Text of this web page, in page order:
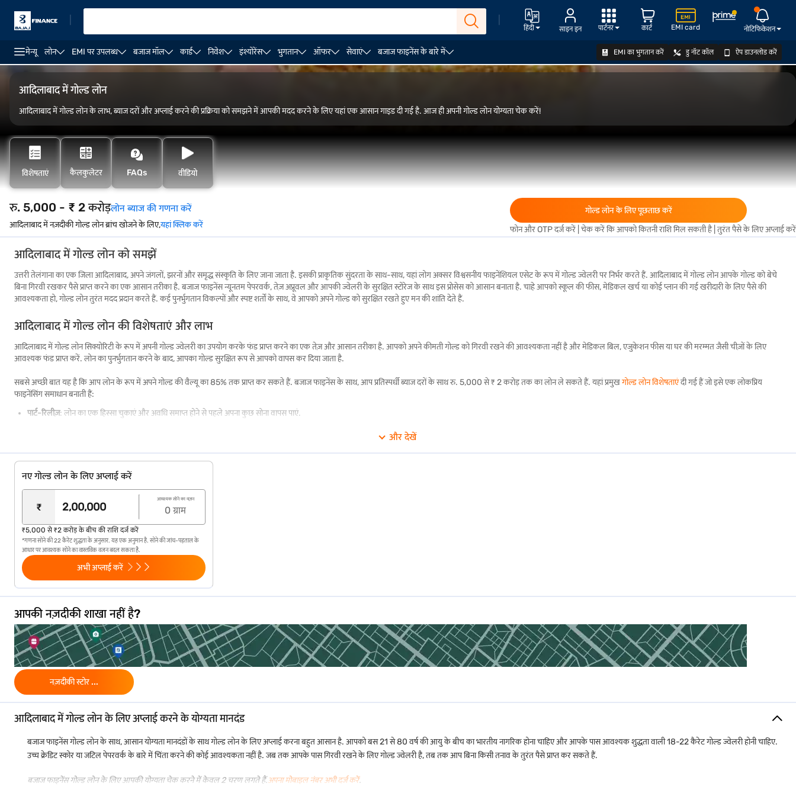
हिंदी साइन इन EMI card नोटिफिकेशन
कार्ट
पार्टनर
मेन्यू लोन EMI पर उपलब्ध बजाज मॉल कार्ड निवेश इंश्योरेंस भुगतान ऑफर सेवाएं बजाज फाइनेंस के बारे में EMI का भुगतान करें डु नॉट कॉल ऐप डाउनलोड करें
कैलकुलेटर योग्यता आवेदन कैसे करें अप्लाई करें
आदिलाबाद में गोल्ड लोन
आदिलाबाद में गोल्ड लोन के लाभ, ब्याज दरों और अप्लाई करने की प्रक्रिया को समझने में आपकी मदद करने के लिए यहां एक आसान गाइड दी गई है. आज ही अपनी गोल्ड लोन योग्यता चेक करें!
विशेषताएं कैलकुलेटर FAQs वीडियो
रु. 5,000 - ₹ 2 करोड़लोन ब्याज की गणना करें
आदिलाबाद में नज़दीकी गोल्ड लोन ब्रांच खोजने के लिए,यहां क्लिक करें
गोल्ड लोन के लिए पूछताछ करें
फोन और OTP दर्ज करें | चेक करें कि आपको कितनी राशि मिल सकती है | तुरंत पैसे के लिए अप्लाई करें
आदिलाबाद में गोल्ड लोन को समझें
उत्तरी तेलंगाना का एक जिला आदिलाबाद, अपने जंगलों, झरनों और समृद्ध संस्कृति के लिए जाना जाता है. इसकी प्राकृतिक सुंदरता के साथ-साथ, यहां लोग अक्सर विश्वसनीय फाइनेंशियल एसेट के रूप में गोल्ड ज्वेलरी पर निर्भर करते हैं. आदिलाबाद में गोल्ड लोन आपके गोल्ड को बेचे
बिना गिरवी रखकर पैसे प्राप्त करने का एक आसान तरीका है. बजाज फाइनेंस न्यूनतम पेपरवर्क, तेज़ अप्रूवल और आपकी ज्वेलरी के सुरक्षित स्टोरेज के साथ इस प्रोसेस को आसान बनाता है. चाहे आपको स्कूल की फीस, मेडिकल खर्च या कोई प्लान की गई खरीदारी के लिए पैसे की
आवश्यकता हो, गोल्ड लोन तुरंत मदद प्रदान करते हैं. कई पुनर्भुगतान विकल्पों और स्पष्ट शर्तों के साथ, वे आपको अपने गोल्ड को सुरक्षित रखते हुए मन की शांति देते हैं.
आदिलाबाद में गोल्ड लोन की विशेषताएं और लाभ
आदिलाबाद में गोल्ड लोन सिक्योरिटी के रूप में अपनी गोल्ड ज्वेलरी का उपयोग करके फंड प्राप्त करने का एक तेज़ और आसान तरीका है. आपको अपने कीमती गोल्ड को गिरवी रखने की आवश्यकता नहीं है और मेडिकल बिल, एजुकेशन फीस या घर की मरम्मत जैसी चीज़ों के लिए
आवश्यक फंड प्राप्त करें. लोन का पुनर्भुगतान करने के बाद, आपका गोल्ड सुरक्षित रूप से आपको वापस कर दिया जाता है.
सबसे अच्छी बात यह है कि आप लोन के रूप में अपने गोल्ड की वैल्यू का 85% तक प्राप्त कर सकते हैं. बजाज फाइनेंस के साथ, आप प्रतिस्पर्धी ब्याज दरों के साथ रु. 5,000 से ₹ 2 करोड़ तक का लोन ले सकते हैं. यहां प्रमुखगोल्ड लोन विशेषताएंदी गई हैं जो इसे एक लोकप्रिय
फाइनेंसिंग समाधान बनाती हैं:
पार्ट-रिलीज़: लोन का एक हिस्सा चुकाएं और अवधि समाप्त होने से पहले अपना कुछ सोना वापस पाएं.
सोने का सही मूल्यांकन: उचित मूल्य सुनिश्चित करने के लिए हम एडवांस्ड टूल के साथ आपके गोल्ड की जांच करते हैं.
फ्री इंश्योरेंस कवर
: आपका सोना हमारे साथ होने के दौरान चोरी और नुकसान के लिए सुरक्षित रहता है.
सुविधाजनक पुनर्भुगतान: अवधि समाप्त होने से पहले किसी भी लंबित मूलधन या देय ब्याज के साथ मासिक, हर दो या तीन महीने, हर छह महीने या वार्षिक रूप से ब्याज का भुगतान करें.
आसान एप्लीकेशन: ऑनलाइन अप्लाई करें या हमारी ब्रांच में जाएं- हम आपको गाइड करने के लिए यहां हैं.
लोन रिन्यूअल: अगर योग्य हैं, तो अवधि के अंत में अपने लोन को रिन्यू करें.
टॉप-अप लोन: अधिक फंड की आवश्यकता है? लोन मेच्योर होने से पहले टॉप-अप के लिए अप्लाई करें.
आदिलाबाद में गोल्ड लोन आपकी ज्वेलरी को सुरक्षित रखते हुए आपकी फाइनेंशियल ज़रूरतों को पूरा करने का एक स्मार्ट, सुरक्षित तरीका है!
आदिलाबाद में गोल्ड लोन के लिए आवश्यक डॉक्यूमेंट
गोल्ड लोन के लिए अप्लाई करने के लिए बहुत सारे डॉक्यूमेंट की आवश्यकता नहीं होती है. जांच के लिए आपको बस निम्नलिखित में से किसी एक
आधार कार्ड
वोटर ID कार्ड
ड्राइविंग लाइसेंस
NREGA जॉब कार्ड
नेशनल पॉपुलेशन रजिस्ट्रेशन द्वारा जारी लेटर
हालांकि PAN कार्ड अनिवार्य नहीं है, लेकिन आपको ₹5 लाख से अधिक के लोन के लिए इसका विवरण प्रदान करना होगा. यह सुविधा अहमदाबाद में विभिन्न आर्थिक पृष्ठभूमि वाले लोगों के लिए गोल्ड लोन को एक व्यावहारिक समाधान बनाती है, विशेष रूप से उन लोगों के लिए जो
पारंपरिक लोन के लिए योग्य नहीं हो सकते हैं.
और देखें
नए गोल्ड लोन के लिए अप्लाई करें
₹
आवश्यक सोने का वज़न
0 ग्राम
₹5,000 से ₹2 करोड़ के बीच की राशि दर्ज करें
*गणना सोने की 22 कैरेट शुद्धता के अनुसार. यह एक अनुमान है. सोने की जांच-पड़ताल के
आधार पर आवश्यक सोने का वास्तविक वजन बदल सकता है.
अभी अप्लाई करें
आपकी नज़दीकी शाखा नहीं है?
नज़दीकी स्टोर ...
आदिलाबाद में गोल्ड लोन के लिए अप्लाई करने के योग्यता मानदंड
बजाज फाइनेंस गोल्ड लोन के साथ, आसान योग्यता मानदंडों के साथ गोल्ड लोन के लिए अप्लाई करना बहुत आसान है. आपको बस 21 से 80 वर्ष की आयु के बीच का भारतीय नागरिक होना चाहिए और आपके पास आवश्यक शुद्धता वाली 18-22 कैरेट गोल्ड ज्वेलरी होनी चाहिए.
उच्च क्रेडिट स्कोर या जटिल पेपरवर्क के बारे में चिंता करने की कोई आवश्यकता नहीं है. जब तक आपके पास गिरवी रखने के लिए गोल्ड ज्वेलरी है, तब तक आप बिना किसी तनाव के तुरंत पैसे प्राप्त कर सकते हैं.
बजाज फाइनेंस गोल्ड लोन के लिए आपकी योग्यता चेक करने में केवल 2 चरण लगते हैं.अपना मोबाइल नंबर अभी दर्ज करें.